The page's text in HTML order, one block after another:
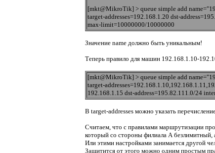
[mkt@MikroTik] > queue simple add
target-addresses=192.168.1.20 dst-
max-limit=10000000/10000000
Значение name должно быть уникальным!
Теперь правило для машин 192.168.1.10-
[mkt@MikroTik] > queue simple add
target-
192.168.1.15 dst-address=195.82.111.0/24
В target-addresses можно указать
Считаем, что с правилами маршрутизации
который со стороны филиала А безлимитный,
Или этими настройками занимается другой
Защитится от этого можно одним простым